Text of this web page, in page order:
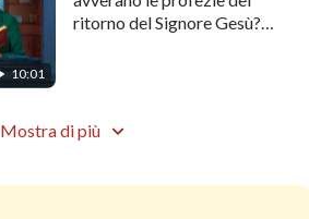
10:01
ritorno del Signore Gesù?
Mostra di più